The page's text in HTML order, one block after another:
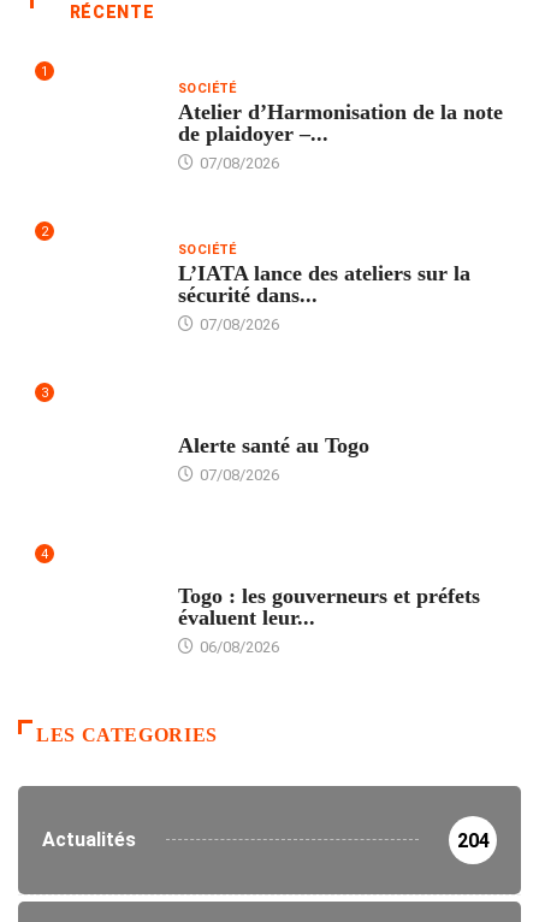
RÉCENTE
1
SOCIÉTÉ
Atelier d’Harmonisation de la note
de plaidoyer –...
07/08/2026
2
SOCIÉTÉ
L’IATA lance des ateliers sur la
sécurité dans...
07/08/2026
3
Alerte santé au Togo
07/08/2026
4
Togo : les gouverneurs et préfets
évaluent leur...
06/08/2026
LES CATEGORIES
Actualités 204